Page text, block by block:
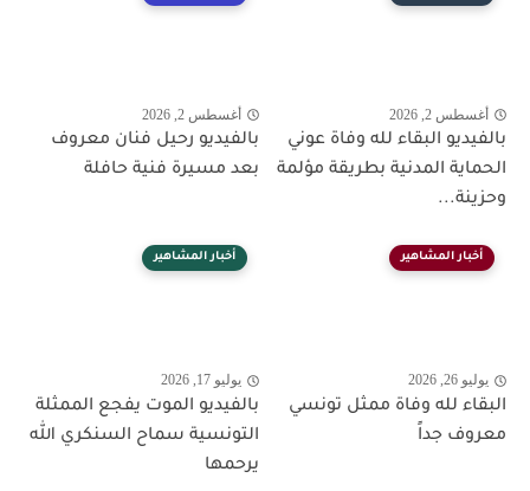
أغسطس 2, 2026
بالفيديو البقاء لله وفاة عوني
الحماية المدنية بطريقة مؤلمة
وحزينة...
أغسطس 2, 2026
بالفيديو رحيل فنان معروف
بعد مسيرة فنية حافلة
أخبار المشاهير
يوليو 26, 2026
البقاء لله وفاة ممثل تونسي
معروف جداً
أخبار المشاهير
يوليو 17, 2026
بالفيديو الموت يفجع الممثلة
التونسية سماح السنكري الله
يرحمها